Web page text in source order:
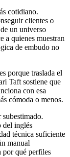
cotidiano.
clientes o
un universo
a quienes muestran
de embudo no
porque traslada el
Taft sostiene que
con esa
cómoda o menos.
del inglés
técnica suficiente
manual
por qué perfiles